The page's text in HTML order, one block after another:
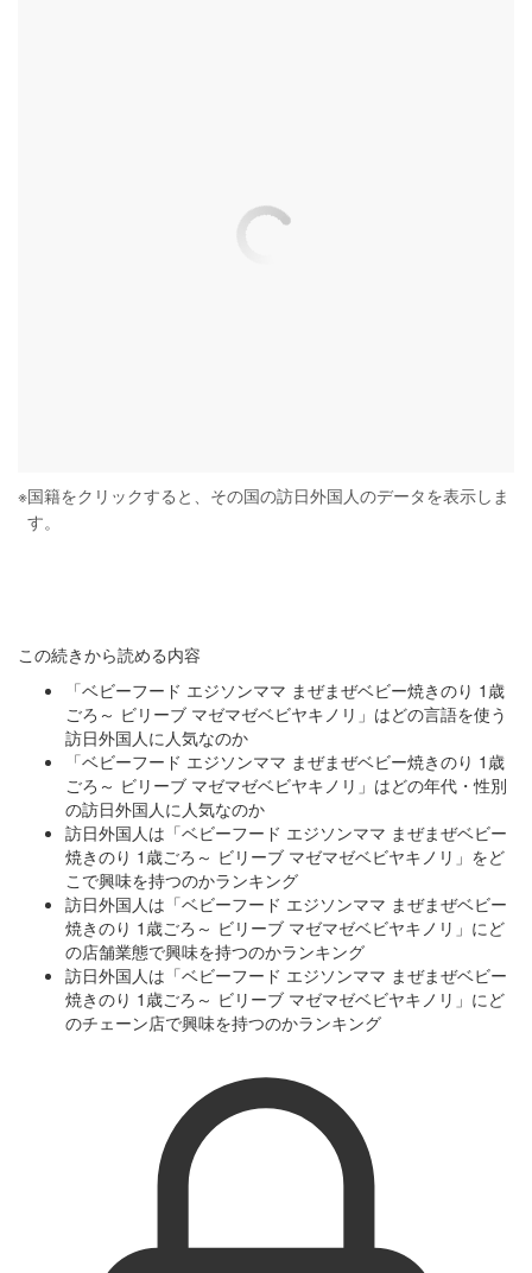
※国籍をクリックすると、その国の訪日外国人のデータを表示しま
す。
この続きから読める内容
「ベビーフード エジソンママ まぜまぜベビー焼きのり 1歳
ごろ～ ビリーブ マゼマゼベビヤキノリ」はどの言語を使う
訪日外国人に人気なのか
「ベビーフード エジソンママ まぜまぜベビー焼きのり 1歳
ごろ～ ビリーブ マゼマゼベビヤキノリ」はどの年代・性別
の訪日外国人に人気なのか
訪日外国人は「ベビーフード エジソンママ まぜまぜベビー
焼きのり 1歳ごろ～ ビリーブ マゼマゼベビヤキノリ」をど
こで興味を持つのかランキング
訪日外国人は「ベビーフード エジソンママ まぜまぜベビー
焼きのり 1歳ごろ～ ビリーブ マゼマゼベビヤキノリ」にど
の店舗業態で興味を持つのかランキング
訪日外国人は「ベビーフード エジソンママ まぜまぜベビー
焼きのり 1歳ごろ～ ビリーブ マゼマゼベビヤキノリ」にど
のチェーン店で興味を持つのかランキング